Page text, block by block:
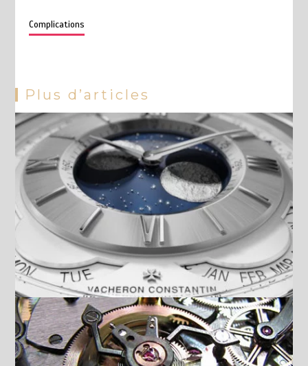
Complications
Plus d’articles